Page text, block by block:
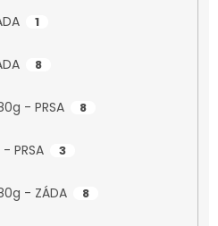
1
8
- PRSA 8
PRSA 3
- ZÁDA 8